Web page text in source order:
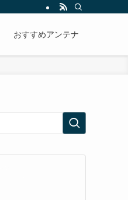
おすすめアンテナ